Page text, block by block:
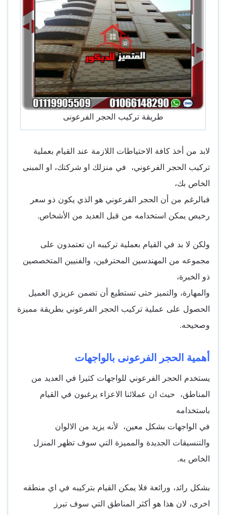
طريقة تركيب الحجر الفرعونى
لابد من أخذ كافة الاحتياطات اللازمة عند القيام بعملية
تركيب الحجر الفرعوني، في منزلك او شركتك، او المبنى
الخاص بك،
فبالرغم من أن الحجر الفرعوني هو الذي يكون ذو سعر
رخيص يمكن استخدامه من قبل العديد من الأشخاص.
ولكن لا بد في القيام بعملية تركيبه ان تعتمدون على
مجموعه من المهندسين المحترفين، والفنيين المتخصصين
ذو الخبرة،
والمهارة، والتميز حتى تستطيع أن تضمن عزيزي العميل
الحصول على عملية تركيب الحجر الفرعوني بطريقة مميزة
وصحيحه.
أهمية الحجر الفرعونى بالواجهات
يستخدم الحجر الفرعوني للواجهات كثيرا في العديد من
المناطق، حيث ان عملائنا الاعزاء يرغبون في القيام
باستخدامه
في الواجهات بشكل معين، لأنه يزيد من الالوان
والتنسيقات الجديدة والمميزة التي سوف تظهر المنزل
الخاص به.
بشكل رائد، ورائعة فلا يمكن القيام بتركيبه في اي منطقه
اخرى، لان هذا هو أكثر المناطق التي سوف تبرز